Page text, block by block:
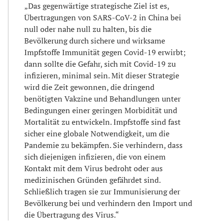
„Das gegenwärtige strategische Ziel ist es,
Übertragungen von SARS-CoV-2 in China bei
null oder nahe null zu halten, bis die
Bevölkerung durch sichere und wirksame
Impfstoffe Immunität gegen Covid-19 erwirbt;
dann sollte die Gefahr, sich mit Covid-19 zu
infizieren, minimal sein. Mit dieser Strategie
wird die Zeit gewonnen, die dringend
benötigten Vakzine und Behandlungen unter
Bedingungen einer geringen Morbidität und
Mortalität zu entwickeln. Impfstoffe sind fast
sicher eine globale Notwendigkeit, um die
Pandemie zu bekämpfen. Sie verhindern, dass
sich diejenigen infizieren, die von einem
Kontakt mit dem Virus bedroht oder aus
medizinischen Gründen gefährdet sind.
Schließlich tragen sie zur Immunisierung der
Bevölkerung bei und verhindern den Import und
die Übertragung des Virus.“